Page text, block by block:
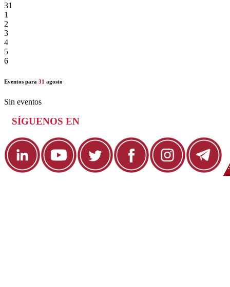
31
1
2
3
4
5
6
Eventos para 31 agosto
Sin eventos
SÍGUENOS EN